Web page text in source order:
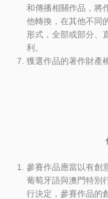
和傳播相關作品，將
他轉換，在其他不同
形式，全部或部分、
利。
獲選作品的著作財產
參賽作品應當以有創
葡萄牙語與澳門特別
行決定，參賽作品